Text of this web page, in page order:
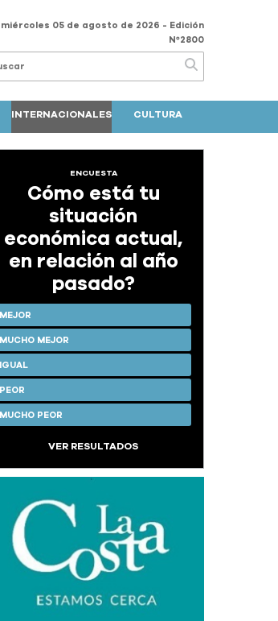
miércoles 05 de agosto de 2026 - Edición
Nº2800
INTERNACIONALES CULTURA
ENCUESTA
Cómo está tu
situación
económica actual,
en relación al año
pasado?
MEJOR
MUCHO MEJOR
IGUAL
PEOR
MUCHO PEOR
VER RESULTADOS